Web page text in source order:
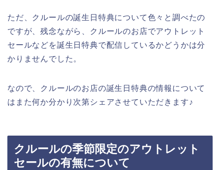
ただ、クルールの誕生日特典について色々と調べたの
ですが、残念ながら、クルールのお店でアウトレット
セールなどを誕生日特典で配信しているかどうかは分
かりませんでした。
なので、クルールのお店の誕生日特典の情報について
はまた何か分かり次第シェアさせていただきます♪
クルールの季節限定のアウトレット
セールの有無について